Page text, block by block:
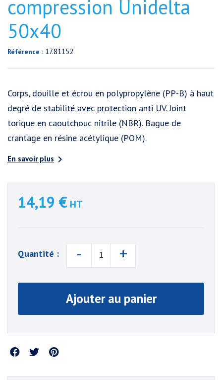
compression Unidelta
50x40
Référence : 17.81152
Corps, douille et écrou en polypropylène (PP-B) à haut
degré de stabilité avec protection anti UV. Joint
torique en caoutchouc nitrile (NBR). Bague de
crantage en résine acétylique (POM).
En savoir plus 
14,19 € HT
Quantité : - +
Ajouter au panier
Partager